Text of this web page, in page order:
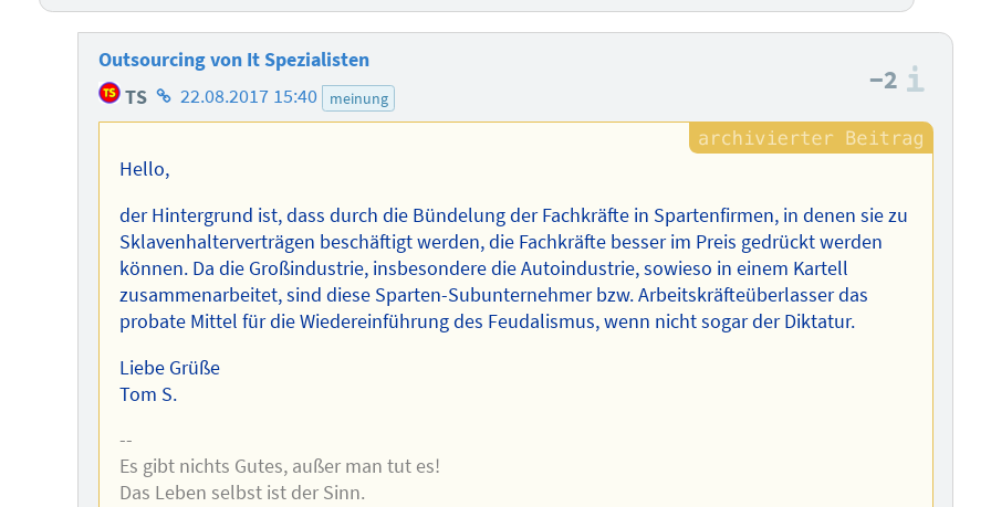
Outsourcing von It Spezialisten
TS Homepage
des
22.08.2017 15:40 meinung
−2
Hello,
der Hintergrund ist, dass durch die Bündelung der Fachkräfte in Spartenfirmen, in denen sie zu
Sklavenhalterverträgen beschäftigt werden, die Fachkräfte besser im Preis gedrückt werden
können. Da die Großindustrie, insbesondere die Autoindustrie, sowieso in einem Kartell
zusammenarbeitet, sind diese Sparten-Subunternehmer bzw. Arbeitskräfteüberlasser das
probate Mittel für die Wiedereinführung des Feudalismus, wenn nicht sogar der Diktatur.
Liebe Grüße
Tom S.
--
Es gibt nichts Gutes, außer man tut es!
Das Leben selbst ist der Sinn.